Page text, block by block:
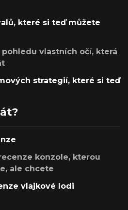
které si teď můžete
pohledu vlastních očí, která
strategií, které si teď
konzole, kterou
ale chcete
vlajkové lodi